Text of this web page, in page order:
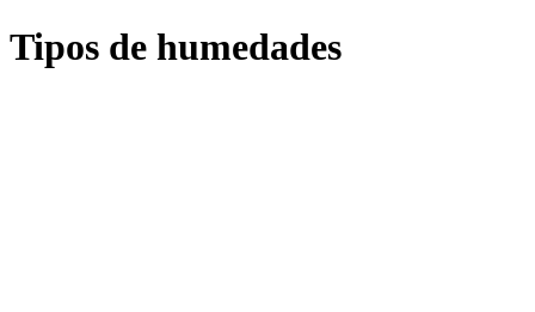
Tipos de humedades